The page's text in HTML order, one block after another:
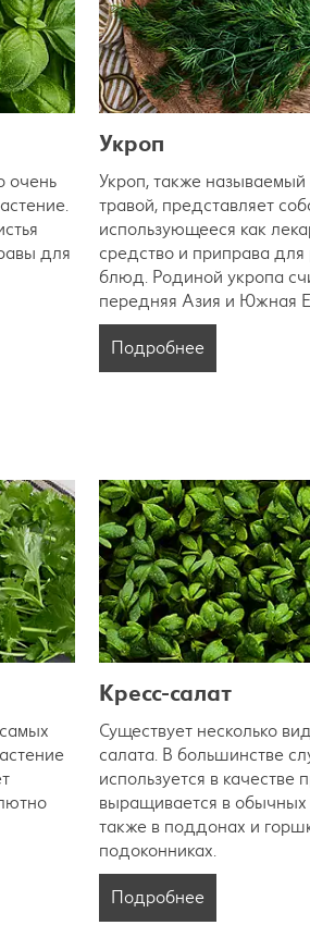
очень
для
Укроп
Укроп, также называемый
травой, представляет
использующееся как
средство и приправа для
блюд. Родиной укропа
передняя Азия и Южная
Подробнее
Кресс-салат
Существует несколько
салата. В большинстве
используется в качестве
выращивается в обычных
также в поддонах и
подоконниках.
Подробнее